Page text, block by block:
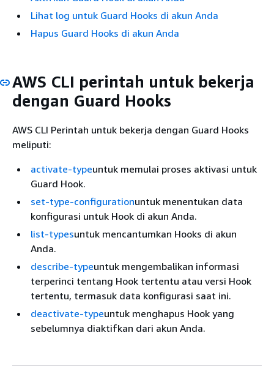
Lihat log untuk Guard Hooks di akun Anda
Hapus Guard Hooks di akun Anda
AWS CLI perintah untuk bekerja
dengan Guard Hooks
AWS CLI Perintah untuk bekerja dengan Guard Hooks
meliputi:
activate-typeuntuk memulai proses aktivasi untuk
Guard Hook.
set-type-configurationuntuk menentukan data
konfigurasi untuk Hook di akun Anda.
list-typesuntuk mencantumkan Hooks di akun
Anda.
describe-typeuntuk mengembalikan informasi
terperinci tentang Hook tertentu atau versi Hook
tertentu, termasuk data konfigurasi saat ini.
deactivate-typeuntuk menghapus Hook yang
sebelumnya diaktifkan dari akun Anda.